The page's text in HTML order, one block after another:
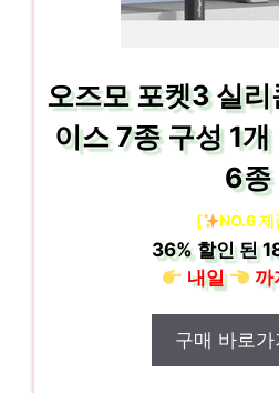
오즈모 포켓3 실
이스 7종 구성 1
6종
[ NO.6 제
36%할인 된
내일
까
구매 바로가